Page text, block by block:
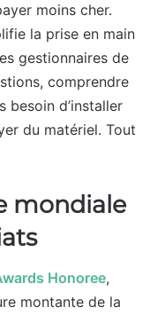
moins cher.
la prise en main
gestionnaires de
comprendre
besoin d’installer
du matériel. Tout
mondiale
Honoree,
montante de la